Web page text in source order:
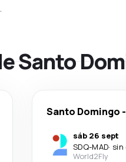
Santo
Santo Domingo -
sáb 26 sept
SDQ-MAD· sin
World2Fly